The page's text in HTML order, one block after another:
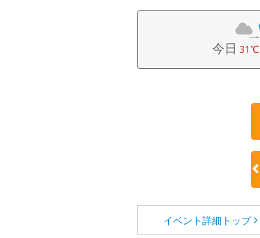
今日 31℃
イベント詳細 トップ